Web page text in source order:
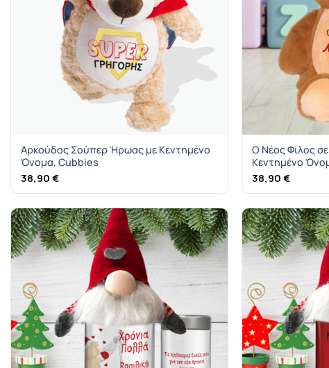
Αρκούδος Σούπερ Ήρωας με Κεντημένο
Όνομα, Cubbies
38,90 €
Ο Νέος Φίλος
Κεντημένο
38,90€